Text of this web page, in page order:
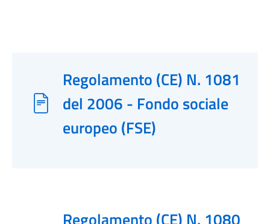
Regolamento (CE) N. 1081
del 2006 - Fondo sociale
europeo (FSE)
Regolamento (CE) N. 1080